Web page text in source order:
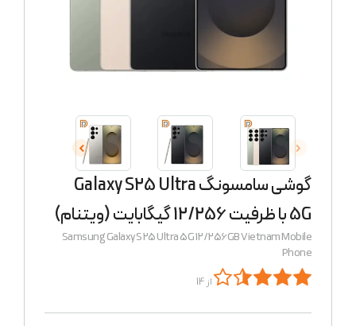
گوشی سامسونگ Galaxy S25 Ultra
5G با ظرفیت 12/256 گیگابایت (ویتنام)
Samsung Galaxy S25 Ultra 5G 12/256GB Vietnam Mobile
Phone
از 14